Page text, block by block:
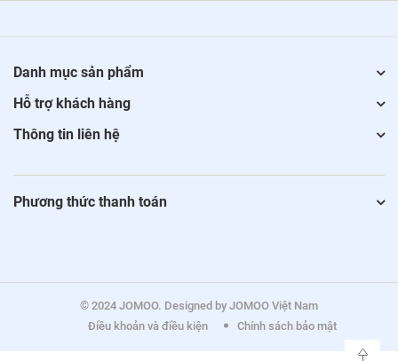
Danh mục sản phẩm
Hỗ trợ khách hàng
Thông tin liên hệ
Phương thức thanh toán
© 2024 JOMOO. Designed by JOMOO Việt Nam
Điều khoản và điều kiện
Chính sách bảo mật